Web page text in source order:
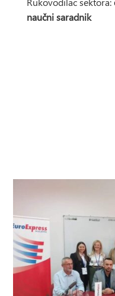
naučni saradnik